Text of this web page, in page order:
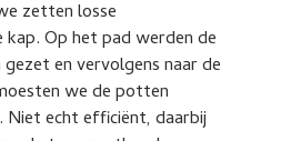
zetten losse
Op het pad werden de
en vervolgens naar de
we de potten
Niet echt efficiënt, daarbij